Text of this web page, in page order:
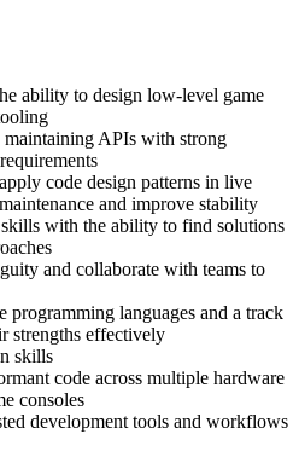
ability to design low-level game
maintaining APIs with strong
code design patterns in live
and improve stability
with the ability to find solutions
and collaborate with teams to
languages and a track
strengths effectively
skills
code across multiple hardware
consoles
development tools and workflows